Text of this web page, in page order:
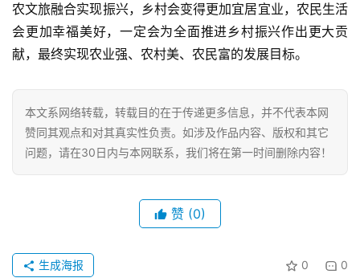
农文旅融合实现振兴，乡村会变得更加宜居宜业，农民生活
会更加幸福美好，一定会为全面推进乡村振兴作出更大贡
献，最终实现农业强、农村美、农民富的发展目标。
本文系网络转载，转载目的在于传递更多信息，并不代表本网
赞同其观点和对其真实性负责。如涉及作品内容、版权和其它
问题，请在30日内与本网联系，我们将在第一时间删除内容！
赞 (0)
0 0
生成海报